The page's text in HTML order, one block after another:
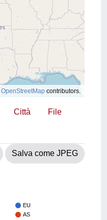
OpenStreetMap contributors.
Città File
Salva come JPEG
EU
AS